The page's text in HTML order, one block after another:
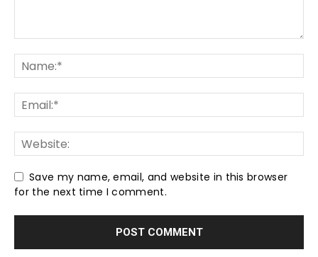
Save my name, email, and website in this browser
for the next time I comment.